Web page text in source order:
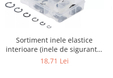
Sortiment inele elastice
interioare (inele de siguranta)
| o 8 - 19 mm | 78 piese
18,71 Lei